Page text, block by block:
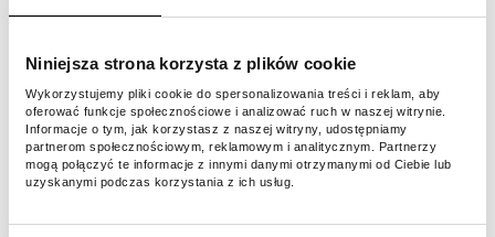
Niniejsza strona korzysta z plików cookie
Wykorzystujemy pliki cookie do spersonalizowania treści i reklam, aby
oferować funkcje społecznościowe i analizować ruch w naszej witrynie.
Informacje o tym, jak korzystasz z naszej witryny, udostępniamy
partnerom społecznościowym, reklamowym i analitycznym. Partnerzy
mogą połączyć te informacje z innymi danymi otrzymanymi od Ciebie lub
uzyskanymi podczas korzystania z ich usług.
Wszystko, co musisz zrobić, to
wypełnianie ankiet w celu uzyskania
nagród. Większość z nich będzie miała jakąś
formę punktów lojalnościowych, które
można wymienić na różne towary, takie jak